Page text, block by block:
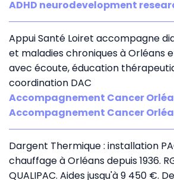
ADHD neurodevelopment
Appui Santé Loiret accompagne
et maladies chroniques à Orléans
avec écoute, éducation
coordination DAC
Accompagnement Cancer
Accompagnement Cancer
Dargent Thermique : installation
chauffage à Orléans depuis 1936.
QUALIPAC. Aides jusqu'à 9 450 €.